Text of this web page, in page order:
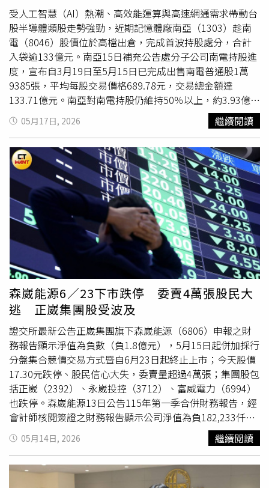
523.82億元，年減26.8%，減少超過190億元；而2026年今
年以來，台股狂熱下，證交稅平均「每個交易日」就能為國
庫賺進約24億元，累計今年前3月證交稅已入帳1,237億
元。一位不具名業者就大酸，單日最高成交紀錄飆破1.8兆
元，一天成交金額等於一整年房市成交量，也難怪政府對營
建業的重視度越來越低，「現在政府高層的心態是，房地合
一稅減少不算什麼，證交稅一天就可以收多少，你（營建
業）沒那麼重要了！」業者擔憂台股續強會讓房市更冷，但
台股若回檔，目前有不少民眾採高槓桿資金操作股市，恐股
房連動，一同陷入危機。（圖／林榮芳攝）房市專家李同榮
示警，房市正從理性居住市場，走向槓桿操作的風險投資階
段，「貸房入股」的全民投資行為，從過去的房貸與增貸
「兩貸同堂」，演變成房貸、增貸、理財型房貸、車貸、信
貸，以及股票融資、質押「多貸同堂」的高槓桿資金入股模
式。房市成為資金來源、股市則成為獲利場域。李同榮擔
憂，一旦在市場高點透過融資進場，若隨後遭遇股市修正，
投資人可能面臨斷頭與追繳壓力，年輕人不僅難以累積人生
第一桶金，甚至可能提前透支未來數年的財務能力。而更慘
的狀況是，股市的下跌壓力將透過資金鏈傳導至房市，導致
拋售增加、買氣轉弱，進一步拖累房價表現，形成股市與房
市「同跌共振」的局面，最終可能引發資產縮水的惡性循
環。房市失寵、股市當紅，資金全面倒戈。一位不具名建商
不服氣的說，「資金過度集中在房市時，政府出手管制；現
在過度集中在股市，怎麼不管管？」多名業者和專家即提
醒，應留意目前股市過熱現象，慎防股、房同陷資本風暴。
受人工智慧（AI）熱潮、高效能運算與高速網通需求帶動台
股半導體類股走勢強勁，近期記憶體廠南亞（1303）趁南
電（8046）股價位於高檔出倉，完成首波持股處分，合計
入袋逾133億元。南亞15日補充公告處分子公司南電持股進
度，宣布自3月19日至5月15日已完成出售南電普通股1萬
9385張，平均每股交易價格689.78元，交易總金額達
133.71億元。南亞對南電持股仍維持50％以上，約3.93億
股，持股比率60.97%。本次出售無法認列處分利益，將轉
列未分配盈餘項下，市場解讀，此舉有助充實營運資金與強
化財務結構外，提高兩家公司股票流動性。南亞原先規劃自
3月12日至12月31日期間出售南電股票1萬9385張，以及南
亞科股票3萬986張，代表首波南電持股處分已全數完成。
南亞近年積極進行事業轉型，逐步由傳統石化「多元佈局」
朝電子材料與高階產品發展，此次處分南電持股，除有助改
善財務結構與營運
資金調度，也可支應後續轉型投資需求。
05月17日, 2026 繼續閱讀
森崴能源6／23下市跌停 委賣4萬張股民大
逃 正崴集團股受波及
證交所最新公告正崴集團旗下森崴能源（6806）申報之財
務報告顯示淨值為負數（負1.8億元），5月15日起併加採行
分盤集合競價交易方式暨自6月23日起終止上市；今天股價
17.30元跌停、股民信心大失，委賣量超過4萬張；集團股包
括正崴（2392）、永崴投控（3712）、富威電力（6994）
也跌停。森崴能源13日公告115年第一季合併財務報告，經
會計師核閱簽證之財務報告顯示公司淨值為負182,233仟
元，公司強調將持續以維護股東及利害關係人權益為優先。
森崴能源先前於114年度財務報告中，已依會計準則及審慎
原則，就子公司富崴能源股份有限公司(下稱富崴)承攬台灣
電力股份有限公司(下稱台電)「離岸風力發電第二期計畫－
05月14日, 2026 繼續閱讀